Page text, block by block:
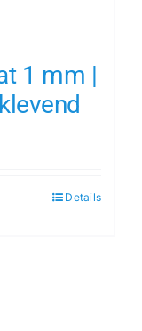
1 mm |
Details